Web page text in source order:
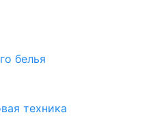
белья
техника